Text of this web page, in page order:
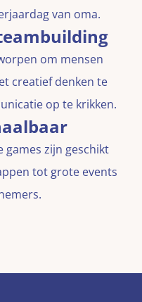
van oma.
om mensen
creatief denken te
op te krikken.
games zijn geschikt
tot grote events